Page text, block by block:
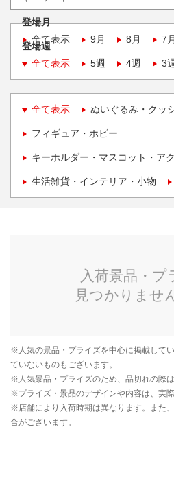
登場月
全て表示
9月 8月 7月
登場週
全て表示
5週 4週 3週
全て表示 ぬいぐるみ・クッ
フィギュア・ホビー
キーホルダー・マスコット・ア
生活雑貨・インテリア・小物